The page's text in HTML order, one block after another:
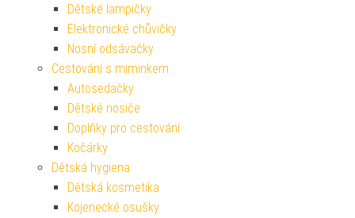
Dětské lampičky
Elektronické chůvičky
Nosní odsávačky
Cestování s miminkem
Autosedačky
Dětské nosiče
Doplňky pro cestování
Kočárky
Dětská hygiena
Dětská kosmetika
Kojenecké osušky